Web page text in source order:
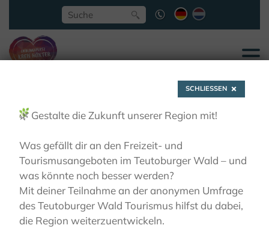
Gräflicher Park Bad
Driburg
SCHLIESSEN
🌿 Gestalte die Zukunft unserer Region mit!
Was gefällt dir an den Freizeit- und
Tourismusangeboten im Teutoburger Wald – und
was könnte noch besser werden?
Mit deiner Teilnahme an der anonymen Umfrage
des Teutoburger Wald Tourismus hilfst du dabei,
die Region weiterzuentwickeln.